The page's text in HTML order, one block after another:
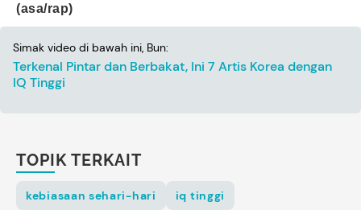
(asa/rap)
Simak video di bawah ini, Bun:
Terkenal Pintar dan Berbakat, Ini 7 Artis Korea dengan
IQ Tinggi
TOPIK TERKAIT
kebiasaan sehari-hari iq tinggi